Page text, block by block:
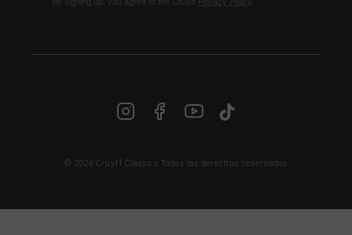
ES | € EUR
© 2026 Cruyff Classics Todos los derechos reservados